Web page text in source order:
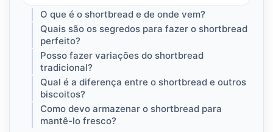
O que é o shortbread e de onde vem?
Quais são os segredos para fazer o shortbread
perfeito?
Posso fazer variações do shortbread
tradicional?
Qual é a diferença entre o shortbread e outros
biscoitos?
Como devo armazenar o shortbread para
mantê-lo fresco?